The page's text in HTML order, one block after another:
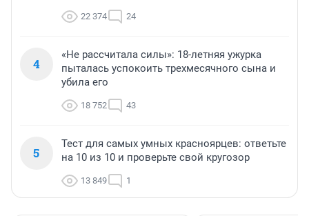
22 374 24
4
«Не рассчитала силы»: 18-летняя ужурка
пыталась успокоить трехмесячного сына и
убила его
18 752 43
5
Тест для самых умных красноярцев: ответьте
на 10 из 10 и проверьте свой кругозор
13 849 1